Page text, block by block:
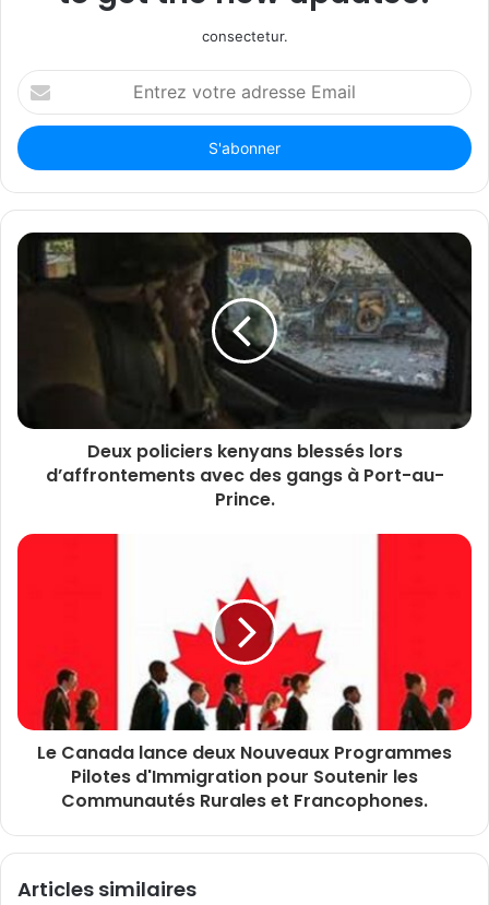
consectetur.
Entrez
votre
adresse
Email
Deux policiers kenyans blessés lors
d’affrontements avec des gangs à Port-au-
Prince.
Le Canada lance deux Nouveaux Programmes
Pilotes d'Immigration pour Soutenir les
Communautés Rurales et Francophones.
Articles similaires